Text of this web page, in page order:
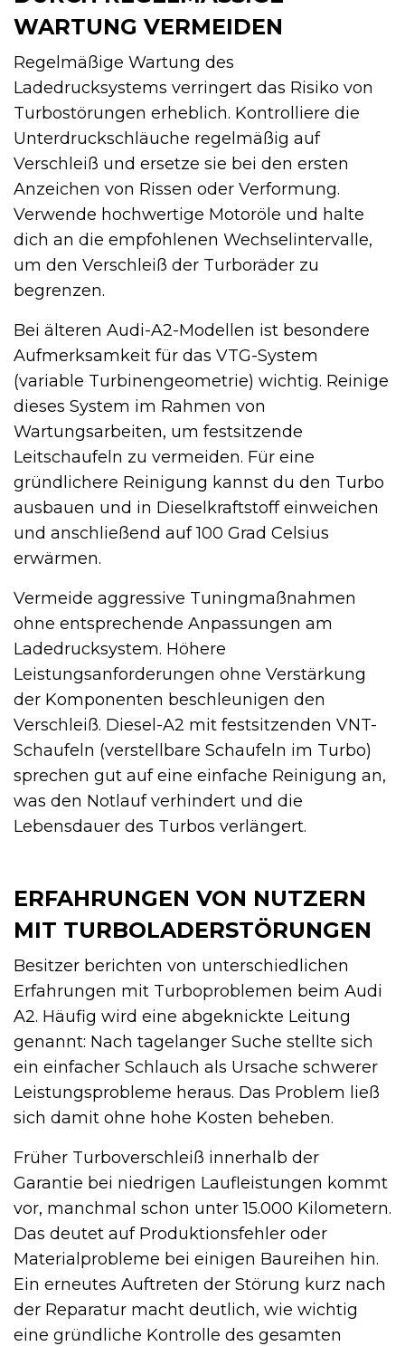
ARTUNG VERMEIDEN
Regelmäßige Wartung des
Ladedrucksystems verringert das Risiko von
Turbostörungen erheblich. Kontrolliere die
Unterdruckschläuche regelmäßig auf
Verschleiß und ersetze sie bei den ersten
Anzeichen von Rissen oder Verformung.
Verwende hochwertige Motoröle und halte
dich an die empfohlenen Wechselintervalle,
um den Verschleiß der Turboräder zu
begrenzen.
Bei älteren Audi-A2-Modellen ist besondere
Aufmerksamkeit für das VTG-System
(variable Turbinengeometrie) wichtig. Reinige
dieses System im Rahmen von
Wartungsarbeiten, um festsitzende
Leitschaufeln zu vermeiden. Für eine
gründlichere Reinigung kannst du den Turbo
ausbauen und in Dieselkraftstoff einweichen
und anschließend auf 100 Grad Celsius
erwärmen.
Vermeide aggressive Tuningmaßnahmen
ohne entsprechende Anpassungen am
Ladedrucksystem. Höhere
Leistungsanforderungen ohne Verstärkung
der Komponenten beschleunigen den
Verschleiß. Diesel-A2 mit festsitzenden VNT-
Schaufeln (verstellbare Schaufeln im Turbo)
sprechen gut auf eine einfache Reinigung an,
was den Notlauf verhindert und die
Lebensdauer des Turbos verlängert.
ERFAHRUNGEN VON NUTZERN
MIT TURBOLADERSTÖRUNGEN
Besitzer berichten von unterschiedlichen
Erfahrungen mit Turboproblemen beim Audi
A2. Häufig wird eine abgeknickte Leitung
genannt: Nach tagelanger Suche stellte sich
ein einfacher Schlauch als Ursache schwerer
Leistungsprobleme heraus. Das Problem ließ
sich damit ohne hohe Kosten beheben.
Früher Turboverschleiß innerhalb der
Garantie bei niedrigen Laufleistungen kommt
vor, manchmal schon unter 15.000 Kilometern.
Das deutet auf Produktionsfehler oder
Materialprobleme bei einigen Baureihen hin.
Ein erneutes Auftreten der Störung kurz nach
der Reparatur macht deutlich, wie wichtig
eine gründliche Kontrolle des gesamten